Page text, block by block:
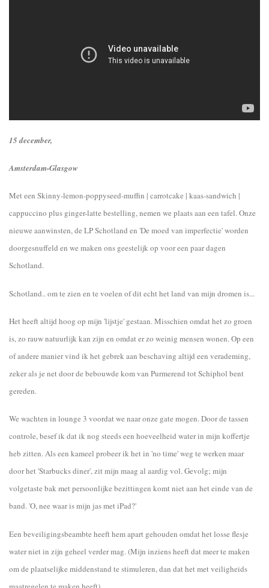
15 december,
Amsterdam-Glasgow
Met een Skinny-lemon-poppyseed-muffin | carrotcake | kaas-sandwich |
cappuccino plus ginger-latte bestelling, nemen we plaats aan een tafel. Onze
nieuwe aanwinsten, de LP Schotland en 'De moed van imperfectie' worden
doorgesnuffeld en we maken ons geestelijk op voor een paar dagen
Schotland.
Schotland.. om te zien en te voelen of dit echt het land van mijn dromen is...
Het heeft altijd hoog op mijn 'lijstje' gestaan. Misschien omdat het zo groen
is, zo rauw natuurlijk kan zijn en omdat er zo weinig mensen wonen. Op een
of andere manier vind ik het gebrek aan beschaving altijd een verademing,
zeker als je net door de bebouwde kom van Purmerend tot Schiphol bent
gereden.
We wachten in lounge 3 voordat we naar onze gate mogen. Door de tassen
controle, besef ik dat ik nog steeds een hoeveelheid water in mijn koffertje
heb zitten. Als een kameel probeer ik het in 'no time' weg te werken maar
door het 'Starbucks diner', zit mijn maag al aardig vol. Gevolg; mijn
volgetaste bak met persoonlijke bezittingen komt niet aan het einde van de
band. 'O, nee waar is mijn jas met iPad?'
Een beveiligingsbeambte heeft hem apart gehouden omdat het losse flesje
water niet in zijn geheel verder mag. (Mijn inziens heeft dat meer te maken
om de plaatselijke middenstand te stimuleren, dan dat het met veiligheids